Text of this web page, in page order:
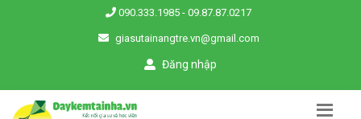
090.333.1985 - 09.87.87.0217
giasutainangtre.vn@gmail.com
Đăng nhập